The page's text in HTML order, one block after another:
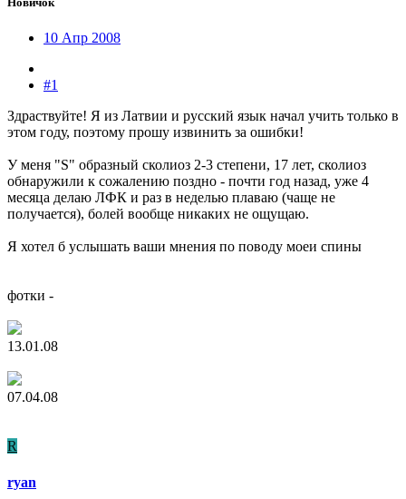
10 Апр 2008
#1
Здраствуйте! Я из Латвии и русский язык начал учить только в
этом году, поэтому прошу извинить за ошибки!
У меня "S" образный сколиоз 2-3 степени, 17 лет, сколиоз
обнаружили к сожалению поздно - почти год назад, уже 4
месяца делаю ЛФК и раз в неделью плаваю (чаще не
получается), болей вообще никаких не ощущаю.
Я хотел б услышать ваши мнения по поводу моеи спины
фотки -
13.01.08
07.04.08
R
ryan